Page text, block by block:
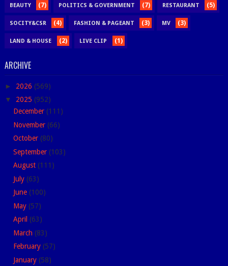
BEAUTY (7) POLITICS & GOVERNMENT (7) RESTAURANT (5)
SOCITY&CSR (4) FASHION & PAGEANT (3) MV (3)
LAND & HOUSE (2) LIVE CLIP (1)
ARCHIVE
► 2026 (569)
▼ 2025 (952)
December (111)
November (66)
October (80)
September (103)
August (111)
July (63)
June (100)
May (57)
April (63)
March (83)
February (57)
January (58)